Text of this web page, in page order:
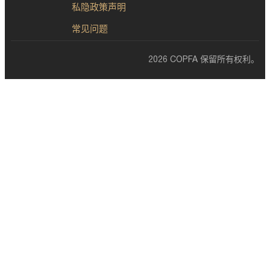
私隐政策声明
常见问题
2026 COPFA 保留所有权利。